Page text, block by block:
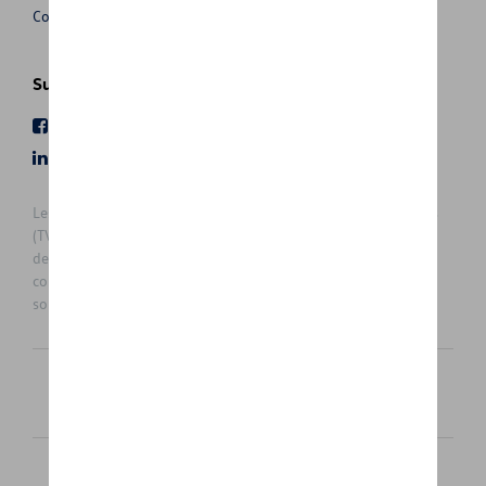
Conditions de vente
Suivez nous
Les prix affichés sur le présent site sont des prix recommandés
(TVAc), hors éventuels frais de montage. Pour connaitre le prix
de vente actuel et les éventuels frais de montage, veuillez
contacter votre concessionnaire/agent. Les prix recommandés
sont sujets à des changements sans préavis.